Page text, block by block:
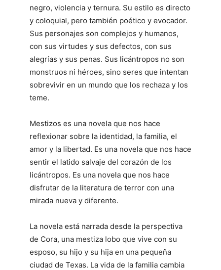
negro, violencia y ternura. Su estilo es directo
y coloquial, pero también poético y evocador.
Sus personajes son complejos y humanos,
con sus virtudes y sus defectos, con sus
alegrías y sus penas. Sus licántropos no son
monstruos ni héroes, sino seres que intentan
sobrevivir en un mundo que los rechaza y los
teme.
Mestizos es una novela que nos hace
reflexionar sobre la identidad, la familia, el
amor y la libertad. Es una novela que nos hace
sentir el latido salvaje del corazón de los
licántropos. Es una novela que nos hace
disfrutar de la literatura de terror con una
mirada nueva y diferente.
La novela está narrada desde la perspectiva
de Cora, una mestiza lobo que vive con su
esposo, su hijo y su hija en una pequeña
ciudad de Texas. La vida de la familia cambia